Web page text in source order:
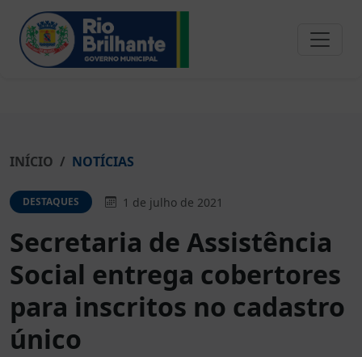
INÍCIO NOTÍCIAS
DESTAQUES 1 de julho de 2021
Secretaria de Assistência
Social entrega cobertores
para inscritos no cadastro
único